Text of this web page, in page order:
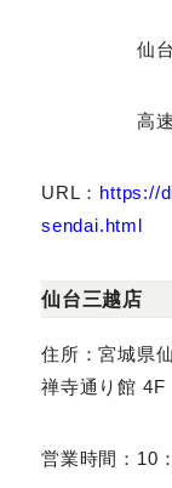
アクセス：JR
仙台市営
高速バス
pal-
仙台三越店
定禅寺通り館